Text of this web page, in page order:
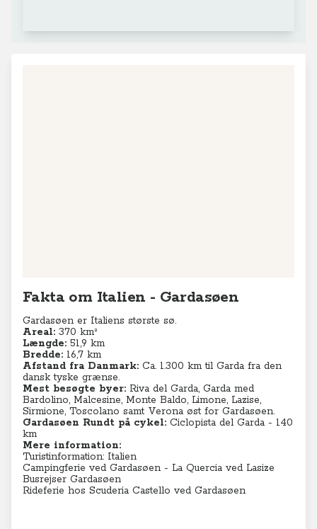
Fakta om Italien - Gardasøen
Gardasøen er Italiens største sø.
Areal: 370 km²
Længde: 51,9 km
Bredde: 16,7 km
Afstand fra Danmark: Ca. 1.300 km til Garda fra den
dansk tyske grænse.
Mest besøgte byer: Riva del Garda, Garda med
Bardolino, Malcesine, Monte Baldo, Limone, Lazise,
Sirmione, Toscolano samt Verona øst for Gardasøen.
Gardasøen Rundt på cykel: Ciclopista del Garda - 140
km
Mere information:
Turistinformation: Italien
Campingferie ved Gardasøen - La Quercia ved Lasize
Busrejser Gardasøen
Rideferie hos Scuderia Castello ved Gardasøen